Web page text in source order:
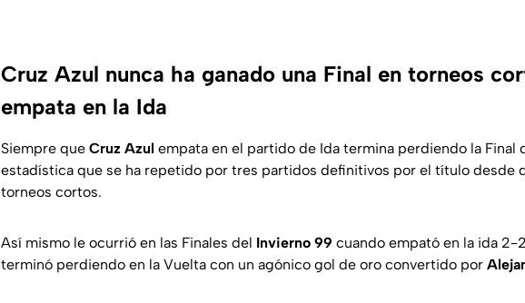
Cruz Azul nunca ha ganado una Final en torneos
empata en la Ida
Siempre que Cruz Azul empata en el partido de Ida termina perdiendo la Final
estadística que se ha repetido por tres partidos definitivos por el título desde
torneos cortos.
Así mismo le ocurrió en las Finales del Invierno 99 cuando empató en la ida 2-
terminó perdiendo en la Vuelta con un agónico gol de oro convertido por